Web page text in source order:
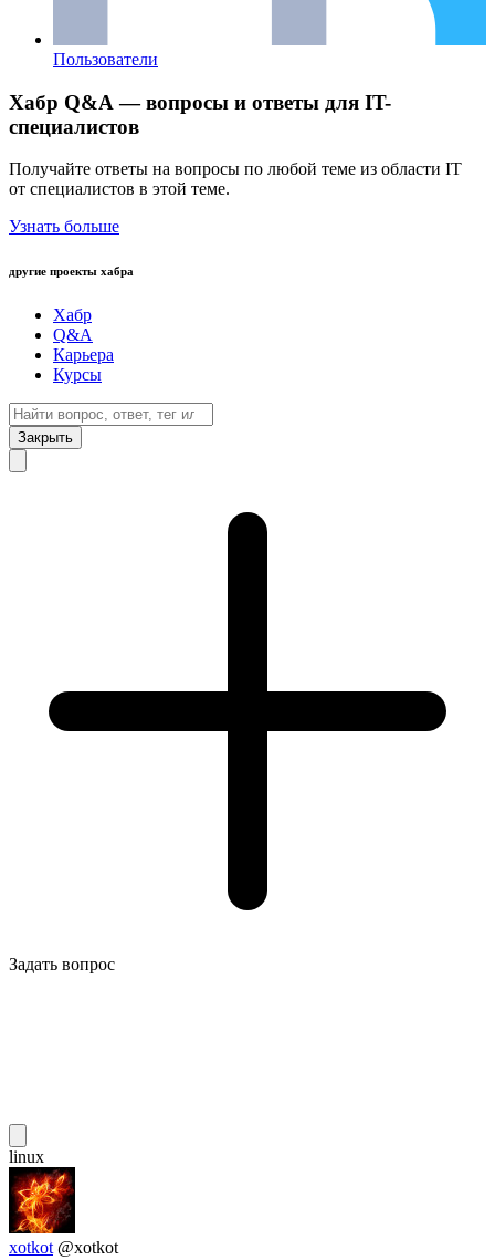
Пользователи
Хабр Q&A — вопросы и ответы для IT-
специалистов
Получайте ответы на вопросы по любой теме из области IT
от специалистов в этой теме.
Узнать больше
другие проекты хабра
Хабр
Q&A
Карьера
Курсы
Закрыть
Задать вопрос
linux
xotkot @xotkot